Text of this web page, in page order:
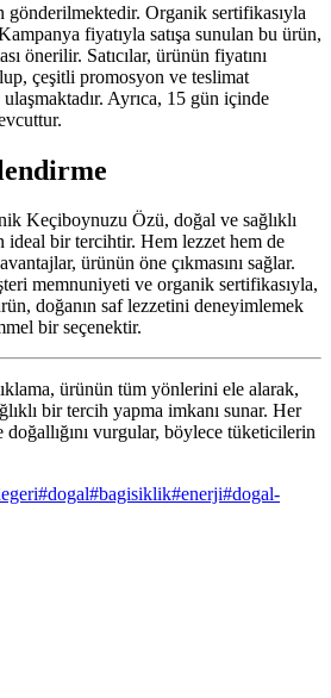
gönderilmektedir. Organik sertifikasıyla
fiyatıyla satışa sunulan bu ürün,
önerilir. Satıcılar, ürünün fiyatını
çeşitli promosyon ve teslimat
Ayrıca, 15 gün içinde
Keçiboynuzu Özü, doğal ve sağlıklı
ideal bir tercihtir. Hem lezzet hem de
ürünün öne çıkmasını sağlar.
memnuniyeti ve organik sertifikasıyla,
doğanın saf lezzetini deneyimlemek
bir seçenektir.
ürünün tüm yönlerini ele alarak,
bir tercih yapma imkanı sunar. Her
vurgular, böylece tüketicilerin
#dogal#bagisiklik#enerji#dogal-